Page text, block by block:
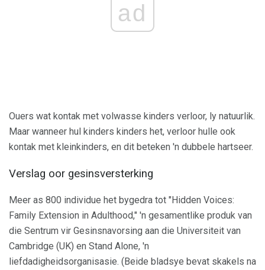
ad
Ouers wat kontak met volwasse kinders verloor, ly natuurlik.
Maar wanneer hul kinders kinders het, verloor hulle ook
kontak met kleinkinders, en dit beteken 'n dubbele hartseer.
Verslag oor gesinsversterking
Meer as 800 individue het bygedra tot "Hidden Voices:
Family Extension in Adulthood," 'n gesamentlike produk van
die Sentrum vir Gesinsnavorsing aan die Universiteit van
Cambridge (UK) en Stand Alone, 'n
liefdadigheidsorganisasie. (Beide bladsye bevat skakels na